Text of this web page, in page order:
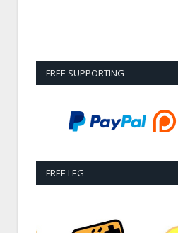
FREE SUPPORTING
FREE LEG